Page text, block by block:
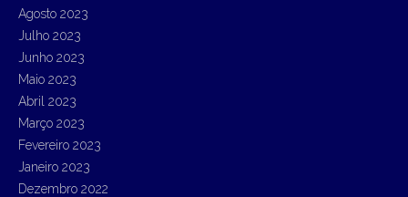
Agosto 2023
Julho 2023
Junho 2023
Maio 2023
Abril 2023
Março 2023
Fevereiro 2023
Janeiro 2023
Dezembro 2022